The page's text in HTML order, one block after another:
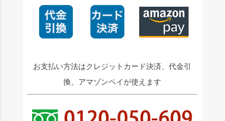
お支払い方法はクレジットカード決済、代金引
換、アマゾンペイが使えます